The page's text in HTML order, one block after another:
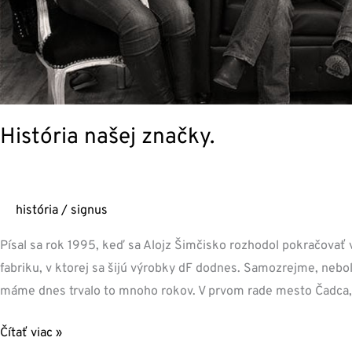
História našej značky.
história / signus
Písal sa rok 1995, keď sa Alojz Šimčisko rozhodol
fabriku, v ktorej sa šijú výrobky dF dodnes. Samozrejme,
máme dnes trvalo to mnoho rokov. V prvom rade mesto
Čítať viac »